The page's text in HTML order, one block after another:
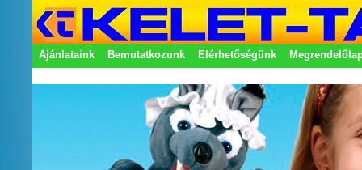
Ajánlataink Bemutatkozunk Elérhetőségünk